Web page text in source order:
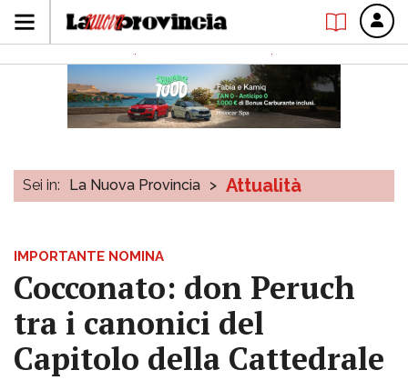
Sei in: La Nuova Provincia > Attualità
IMPORTANTE NOMINA
Cocconato: don Peruch
tra i canonici del
Capitolo della Cattedrale